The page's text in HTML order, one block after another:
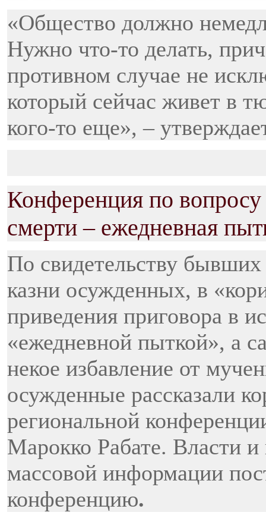
«Общество должно
Нужно что-то делать,
противном случае не
который сейчас живет в
кого-то еще», –
Конференция по
смерти – ежедневная
По свидетельству
казни осужденных, в
приведения приговора в
«ежедневной пыткой», а
некое избавление от
осужденные рассказали
региональной
Марокко Рабате. Власти
массовой информации
конференцию.